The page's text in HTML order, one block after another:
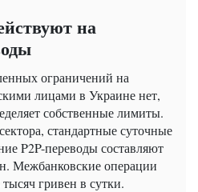
на
ограничений на
лицами в Украине нет,
собственные лимиты.
стандартные суточные
P2P-переводы составляют
Межбанковские операции
гривен в сутки.